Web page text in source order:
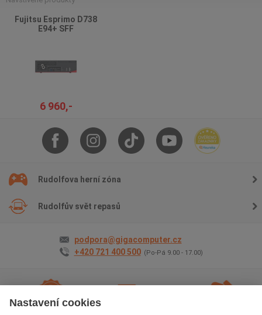
Nastavení cookies
Fujitsu Esprimo D738
E94+ SFF
6 960,-
Rudolfova herní zóna
Rudolfův svět repasů
podpora@gigacomputer.cz
+420 721 400 500 (Po-Pá 9.00 - 17.00)